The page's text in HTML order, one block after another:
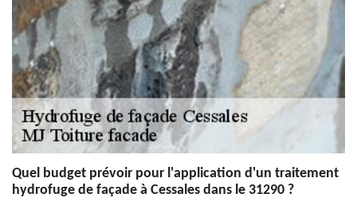
Quel budget prévoir pour l'application d'un traitement
hydrofuge de façade à Cessales dans le 31290 ?